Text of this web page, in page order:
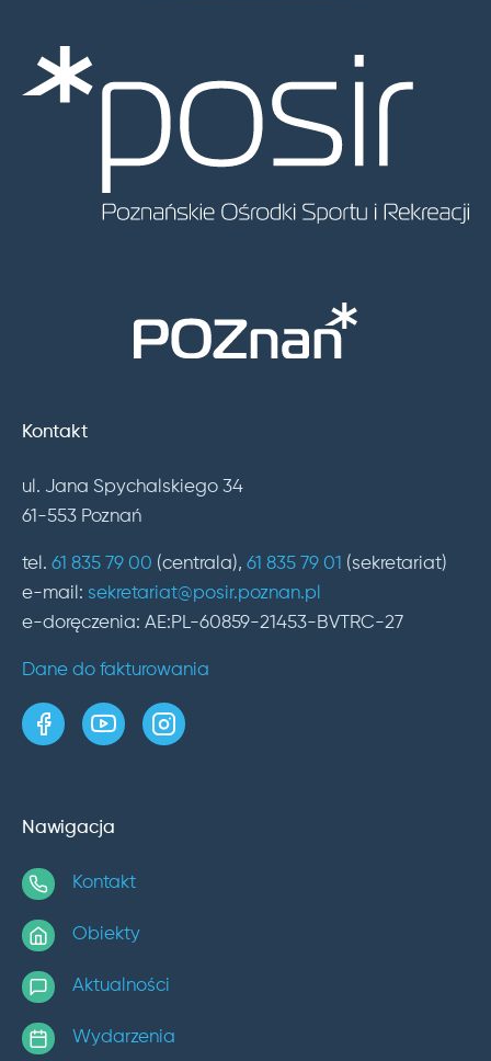
Kontakt
ul. Jana Spychalskiego 34
61-553 Poznań
tel. 61 835 79 00 (centrala), 61 835 79 01 (sekretariat)
e-mail: sekretariat@posir.poznan.pl
e-doręczenia: AE:PL-60859-21453-BVTRC-27
Dane do fakturowania
strona w serwisie Facebook
kanał w serwisie YouTube
profil w serwisie Instagram
Nawigacja
Kontakt
Obiekty
Aktualności
Wydarzenia